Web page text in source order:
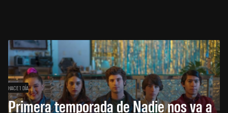
HACE 1 DÍA
Primera temporada de Nadie nos va a